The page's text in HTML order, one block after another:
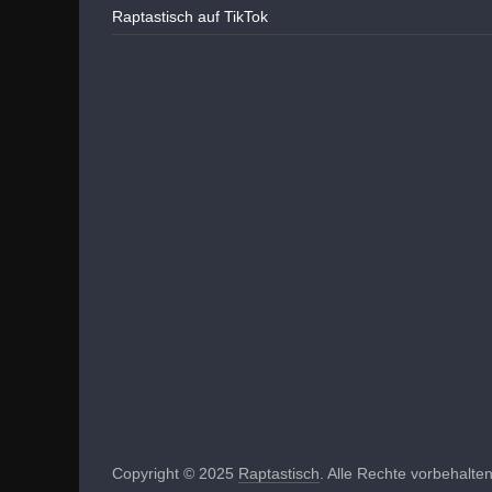
Raptastisch auf TikTok
Copyright © 2025 Raptastisch . Alle Rechte